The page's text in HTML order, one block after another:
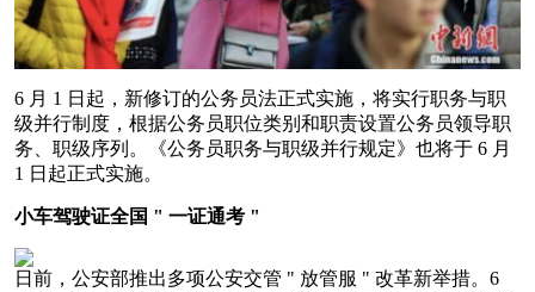
6 月 1 日起，新修订的公务员法正式实施，将实行职务与职
级并行制度，根据公务员职位类别和职责设置公务员领导职
务、职级序列。《公务员职务与职级并行规定》也将于 6 月
1 日起正式实施。
小车驾驶证全国 " 一证通考 "
日前，公安部推出多项公安交管 " 放管服 " 改革新举措。6